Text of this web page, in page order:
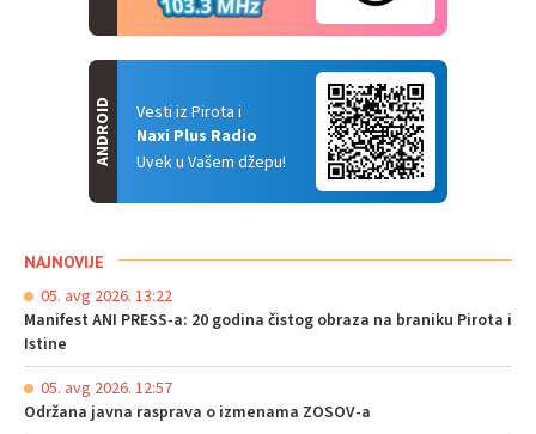
Vesti iz Pirota i
Naxi Plus Radio
Uvek u Vašem džepu!
ANDROID
NAJNOVIJE
05. avg 2026. 13:22
Manifest ANI PRESS-a: 20 godina čistog obraza na braniku Pirota i
Istine
05. avg 2026. 12:57
Održana javna rasprava o izmenama ZOSOV-a